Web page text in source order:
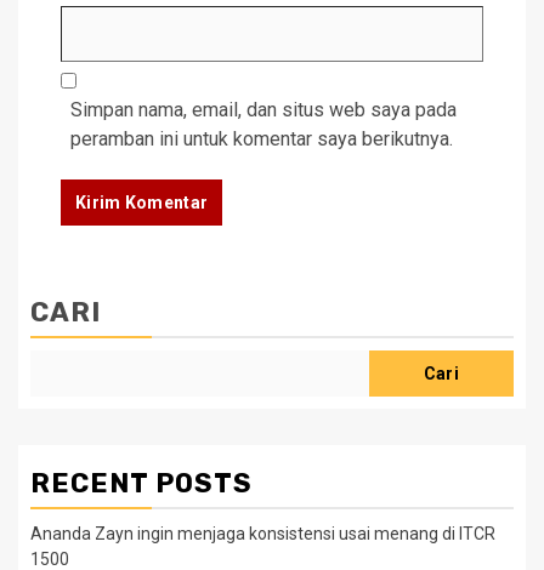
Simpan nama, email, dan situs web saya pada
peramban ini untuk komentar saya berikutnya.
CARI
Cari
RECENT POSTS
Ananda Zayn ingin menjaga konsistensi usai menang di ITCR
1500